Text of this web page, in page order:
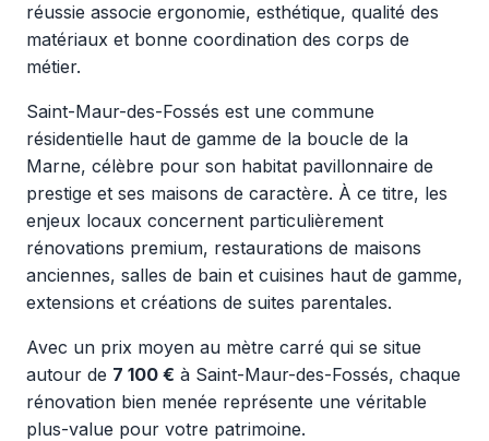
réussie associe ergonomie, esthétique, qualité des
matériaux et bonne coordination des corps de
métier.
Saint-Maur-des-Fossés est une commune
résidentielle haut de gamme de la boucle de la
Marne, célèbre pour son habitat pavillonnaire de
prestige et ses maisons de caractère. À ce titre, les
enjeux locaux concernent particulièrement
rénovations premium, restaurations de maisons
anciennes, salles de bain et cuisines haut de gamme,
extensions et créations de suites parentales.
Avec un prix moyen au mètre carré qui se situe
autour de 7 100 € à Saint-Maur-des-Fossés, chaque
rénovation bien menée représente une véritable
plus-value pour votre patrimoine.